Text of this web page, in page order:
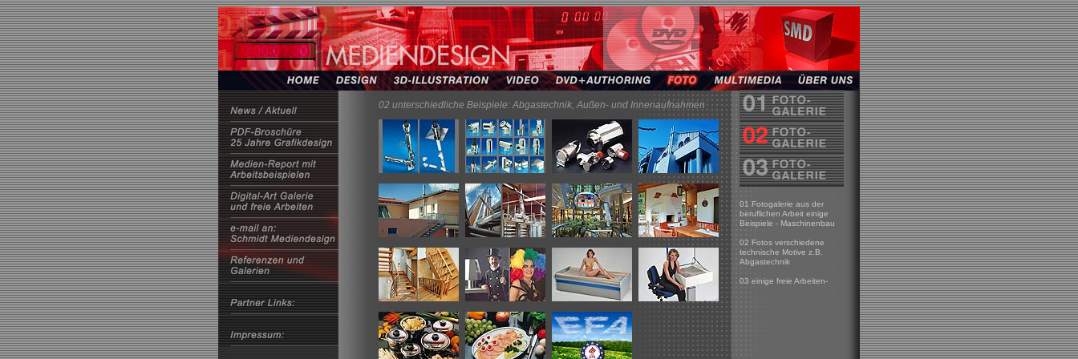
02 unterschiedliche Beispiele: Abgastechnik, Außen- und Innenaufnahmen
01 Fotogalerie aus der
beruflichen Arbeit einige
Beispiele - Maschinenbau
02 Fotos verschiedene
technische Motive z.B.
Abgastechnik
03 einige freie Arbeiten-